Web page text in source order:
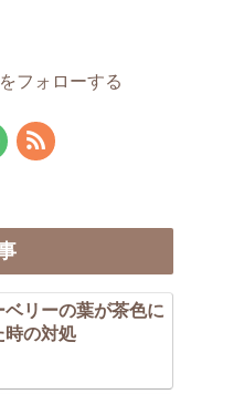
フォローする
ベリーの葉が茶色に
時の対処